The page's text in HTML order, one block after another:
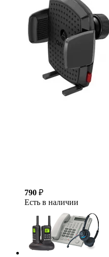
790 ₽
Есть в наличии